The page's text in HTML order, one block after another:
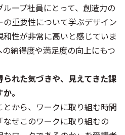
ープ社員にとって、創造力の
重要性について学ぶデザイン
性が非常に高いと感じていま
納得度や満足度の向上にもつ
られた気づきや、見えてきた課
。
から、ワークに取り組む時間
ぜこのワークに取り組むの